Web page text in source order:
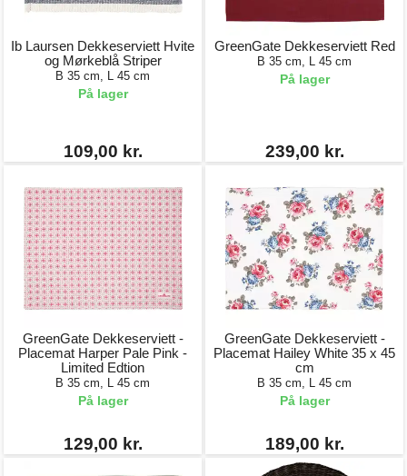
Ib Laursen Dekkeserviett Hvite
og Mørkeblå Striper
B 35 cm, L 45 cm
På lager
109,00 kr.
GreenGate Dekkeserviett Red
B 35 cm, L 45 cm
På lager
239,00 kr.
GreenGate Dekkeserviett -
Placemat Harper Pale Pink -
Limited Edtion
B 35 cm, L 45 cm
På lager
129,00 kr.
GreenGate Dekkeserviett -
Placemat Hailey White 35 x 45
cm
B 35 cm, L 45 cm
På lager
189,00 kr.